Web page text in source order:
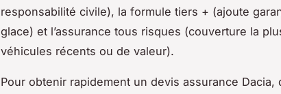
responsabilité civile), la formule tiers + (ajoute
glace) et l’assurance tous risques (couverture la
véhicules récents ou de valeur).
Pour obtenir rapidement un devis assurance Dacia,